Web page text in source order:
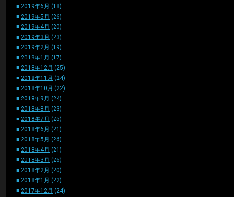
■ 2019年6月 (18)
■ 2019年5月 (26)
■ 2019年4月 (20)
■ 2019年3月 (23)
■ 2019年2月 (19)
■ 2019年1月 (17)
■ 2018年12月 (25)
■ 2018年11月 (24)
■ 2018年10月 (22)
■ 2018年9月 (24)
■ 2018年8月 (23)
■ 2018年7月 (25)
■ 2018年6月 (21)
■ 2018年5月 (26)
■ 2018年4月 (21)
■ 2018年3月 (26)
■ 2018年2月 (20)
■ 2018年1月 (22)
■ 2017年12月 (24)